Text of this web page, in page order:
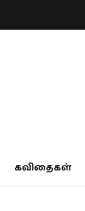
கவிதைகள்